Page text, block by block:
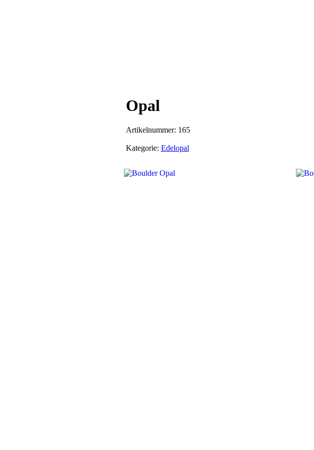
Opal
Artikelnummer: 165
Kategorie: Edelopal